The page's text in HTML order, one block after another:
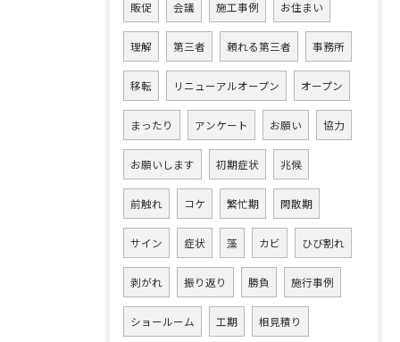
販促 会議 施工事例 お住まい
理解 第三者 頼れる第三者 事務所
移転 リニューアルオープン オープン
まったり アンケート お願い 協力
お願いします 初期症状 兆候
前触れ コケ 繁忙期 閑散期
サイン 症状 藻 カビ ひび割れ
剥がれ 振り返り 勝負 施行事例
ショールーム 工期 相見積り